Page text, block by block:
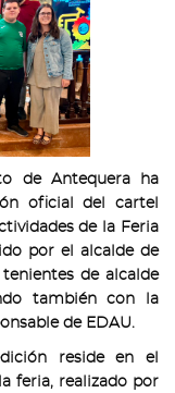
de Antequera ha
oficial del cartel
de la Feria
por el alcalde de
de alcalde
también con la
de EDAU.
reside en el
feria, realizado por